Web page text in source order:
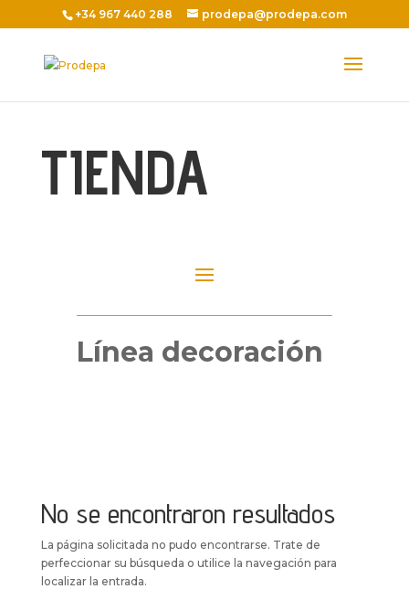
+34 967 440 288 prodepa@prodepa.com
TIENDA
Línea decoración
No se encontraron resultados
La página solicitada no pudo encontrarse. Trate de
perfeccionar su búsqueda o utilice la navegación para
localizar la entrada.